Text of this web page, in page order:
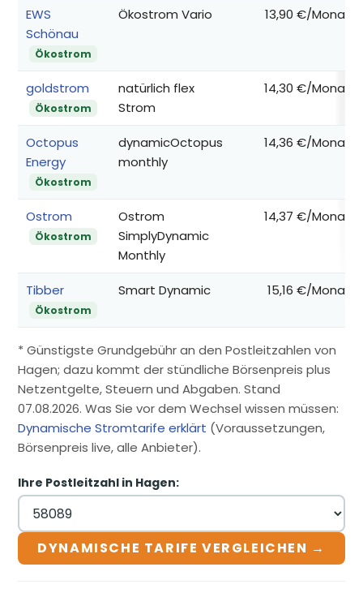
EWS
Schönau
Ökostrom
Ökostrom Vario 13,90 €/Monat
goldstrom
Ökostrom
natürlich flex
Strom
14,30 €/Monat
Octopus
Energy
Ökostrom
dynamicOctopus
monthly
14,36 €/Monat
Ostrom
Ökostrom
Ostrom
SimplyDynamic
Monthly
14,37 €/Monat
Tibber
Ökostrom
Smart Dynamic 15,16 €/Monat
* Günstigste Grundgebühr an den Postleitzahlen von
Hagen; dazu kommt der stündliche Börsenpreis plus
Netzentgelte, Steuern und Abgaben. Stand
07.08.2026. Was Sie vor dem Wechsel wissen müssen:
Dynamische Stromtarife erklärt (Voraussetzungen,
Börsenpreis live, alle Anbieter).
Ihre Postleitzahl in Hagen:
DYNAMISCHE TARIFE VERGLEICHEN →